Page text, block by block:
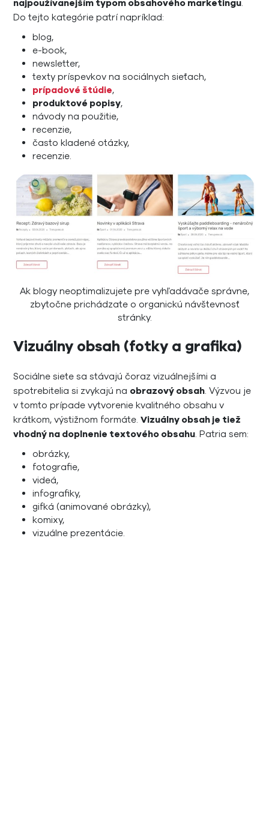
najpoužívanejším typom obsahového marketingu.
Do tejto kategórie patrí napríklad:
blog,
e-book,
newsletter,
texty príspevkov na sociálnych sieťach,
prípadové štúdie,
produktové popisy,
návody na použitie,
recenzie,
často kladené otázky,
recenzie.
Ak blogy neoptimalizujete pre vyhľadávače správne,
zbytočne prichádzate o organickú návštevnosť
stránky.
Vizuálny obsah (fotky a grafika)
Sociálne siete sa stávajú čoraz vizuálnejšími a
spotrebitelia si zvykajú na obrazový obsah. Výzvou je
v tomto prípade vytvorenie kvalitného obsahu v
krátkom, výstižnom formáte.Vizuálny obsah je tiež
vhodný na doplnenie textového obsahu. Patria sem:
obrázky,
fotografie,
videá,
infografiky,
gifká (animované obrázky),
komixy,
vizuálne prezentácie.